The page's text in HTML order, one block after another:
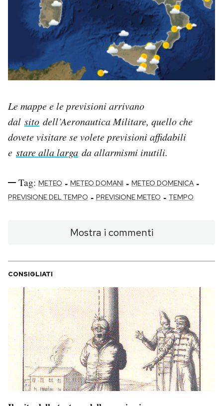
Le mappe e le previsioni arrivano
dal sito dell’Aeronautica Militare, quello che
dovete visitare se volete previsioni affidabili
e stare alla larga da allarmismi inutili.
Tag: METEO - METEO DOMANI - METEO DOMENICA -
PREVISIONE DEL TEMPO - PREVISIONE METEO - TEMPO
Mostra i commenti
CONSIGLIATI